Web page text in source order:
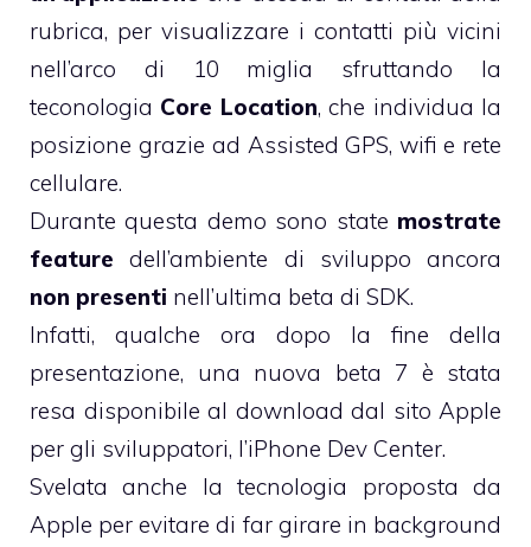
rubrica, per visualizzare i contatti più vicini
nell’arco di 10 miglia sfruttando la
teconologia Core Location, che individua la
posizione grazie ad Assisted GPS, wifi e rete
cellulare.
Durante questa demo sono state mostrate
featuredell’ambiente di sviluppo ancora
non presenti nell’ultima beta di SDK.
Infatti, qualche ora dopo la fine della
presentazione, una nuova beta 7 è stata
resa disponibile al download dal sito Apple
per gli sviluppatori, l’iPhone Dev Center.
Svelata anche la tecnologia proposta da
Apple per evitare di far girare in background